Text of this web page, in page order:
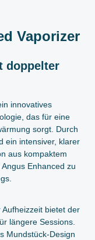
Vaporizer
doppelter
innovatives
das für eine
sorgt. Durch
ein intensiver, klarer
aus kompaktem
Enhanced zu
bietet der
längere Sessions.
Mundstück-Design